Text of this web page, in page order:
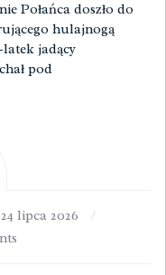
Połańca doszło do
hulajnogą
jadący
pod
24 lipca 2026
/